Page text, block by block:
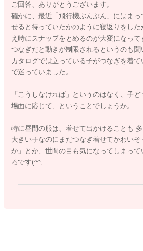
ンでしたね。オムツ交換の度につなぎのボ
になり、セパレートの方が着替えが楽に感
行しましたよ。また、夜はお腹が冷えない
プ、昼はセパレートでもいいと思います。
ご参考にされてくださいね。
ご回答、ありがとうございます。
確かに、最近「飛行機ぶんぶん」にはま
せると待っていたかのように寝返りをした
え時にスナップをとめるのが大変になって
つなぎだと動きが制限されるというのも
カタログでは立っている子がつなぎを着
で迷っていました。
「こうしなければ」というのはなく、子ど
場面に応じて、ということでしょうか。
特に昼間の服は、着せて出かけることも
大きい子なのにまだつなぎ着せてかわいそ
か」とか、世間の目も気になってしまって
ろです(^^;